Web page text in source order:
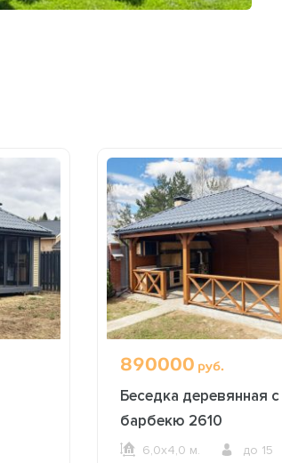
890000 руб.
Беседка деревянная с
барбекю 2610
6,0х4,0 м. до 15